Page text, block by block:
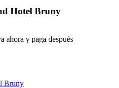
Hotel Bruny
ahora y paga después
Bruny